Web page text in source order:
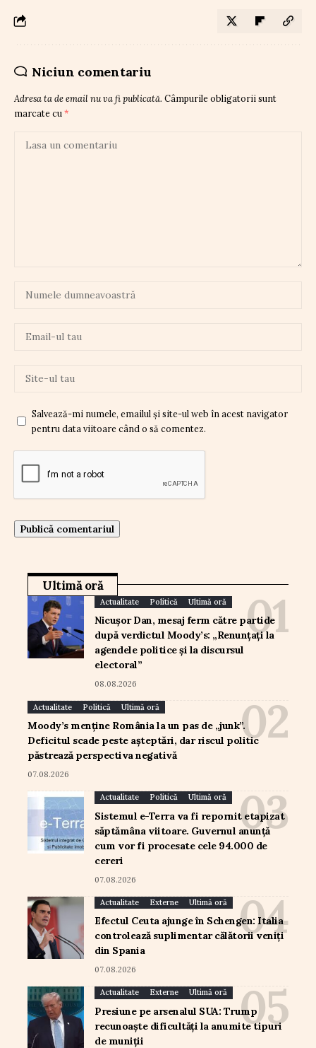
Niciun comentariu
Adresa ta de email nu va fi publicată. Câmpurile obligatorii sunt
marcate cu *
Salvează-mi numele, emailul și site-ul web în acest navigator
pentru data viitoare când o să comentez.
Ultimă oră
Actualitate Politică Ultimă oră
Nicușor Dan, mesaj ferm către partide
după verdictul Moody’s: „Renunțați la
agendele politice și la discursul
electoral”
08.08.2026
Actualitate Politică Ultimă oră
Moody’s menține România la un pas de „junk”.
Deficitul scade peste așteptări, dar riscul politic
păstrează perspectiva negativă
07.08.2026
Actualitate Politică Ultimă oră
Sistemul e-Terra va fi repornit etapizat
săptămâna viitoare. Guvernul anunță
cum vor fi procesate cele 94.000 de
cereri
07.08.2026
Actualitate Externe Ultimă oră
Efectul Ceuta ajunge în Schengen: Italia
controlează suplimentar călătorii veniți
din Spania
07.08.2026
Actualitate Externe Ultimă oră
Presiune pe arsenalul SUA: Trump
recunoaște dificultăți la anumite tipuri
de muniții